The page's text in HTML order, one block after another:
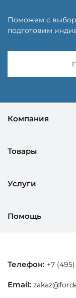
Поможем с
подготовим
Компания
Товары
Услуги
Помощь
Телефон: +7
Email: